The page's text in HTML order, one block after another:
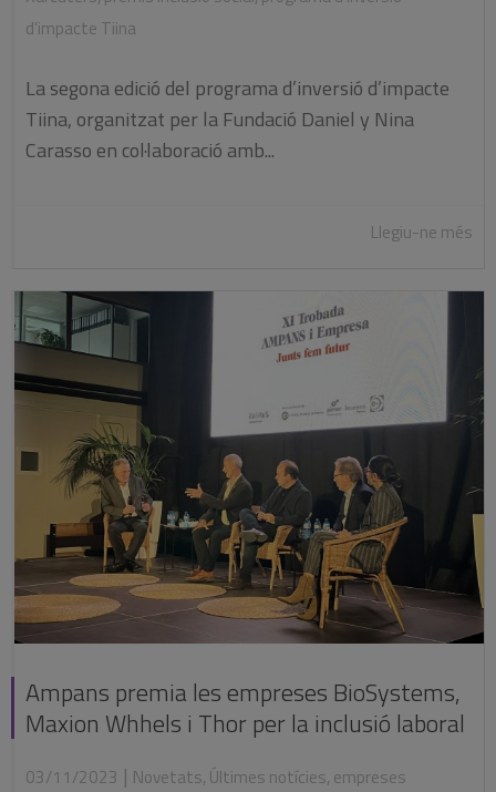
d'impacte Tiina
La segona edició del programa d’inversió d’impacte
Tiina, organitzat per la Fundació Daniel y Nina
Carasso en col·laboració amb...
Llegiu-ne més
Ampans premia les empreses BioSystems,
Maxion Whhels i Thor per la inclusió laboral
03/11/2023 | Novetats, Últimes notícies, empreses